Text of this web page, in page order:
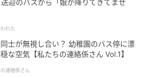
迎のバスから「娘が降りてきてませ
れた
士が無視し合い？ 幼稚園のバス停に漂
な空気【私たちの連絡係さん Vol.1】
連絡係さん